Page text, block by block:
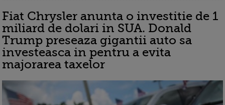
Fiat Chrysler anunta o investitie de 1
miliard de dolari in SUA. Donald
Trump preseaza gigantii auto sa
investeasca in pentru a evita
majorarea taxelor